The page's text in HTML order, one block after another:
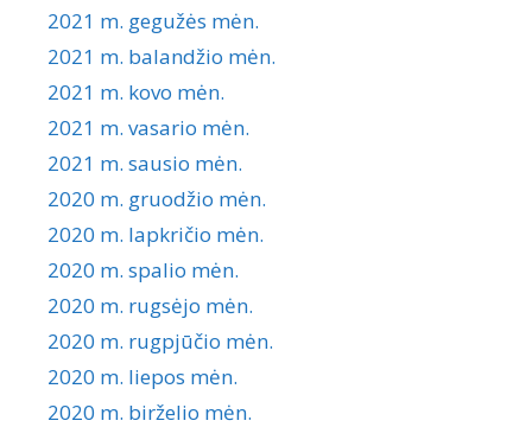
2021 m. gegužės mėn.
2021 m. balandžio mėn.
2021 m. kovo mėn.
2021 m. vasario mėn.
2021 m. sausio mėn.
2020 m. gruodžio mėn.
2020 m. lapkričio mėn.
2020 m. spalio mėn.
2020 m. rugsėjo mėn.
2020 m. rugpjūčio mėn.
2020 m. liepos mėn.
2020 m. birželio mėn.